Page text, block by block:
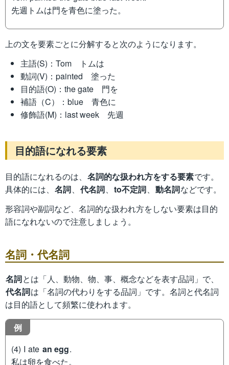
先週トムは門を青色に塗った。
上の文を要素ごとに分解すると次のようになります。
主語(S)：Tom トムは
動詞(V)：painted 塗った
目的語(O)：the gate 門を
補語（C）：blue 青色に
修飾語(M)：last week 先週
目的語になれる要素
目的語になれるのは、 名詞的な扱われ方をする要素です。
具体的には、 名詞、 代名詞、 to不定詞、 動名詞などです。
形容詞や副詞など、名詞的な扱われ方をしない要素は目的
語になれないので注意しましょう。
名詞・代名詞
名詞とは「人、動物、物、事、概念などを表す品詞」で、
代名詞は「名詞の代わりをする品詞」です。名詞と代名詞
は目的語として頻繁に使われます。
例
(4) I ate an egg.
私は卵を食べた。